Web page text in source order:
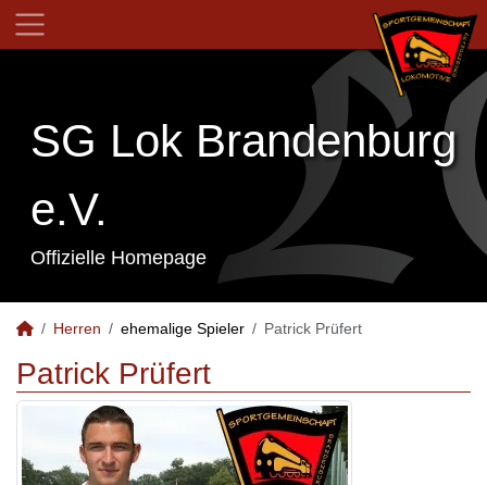
SG Lok Brandenburg
e.V.
Offizielle Homepage
Herren ehemalige Spieler Patrick Prüfert
Patrick Prüfert